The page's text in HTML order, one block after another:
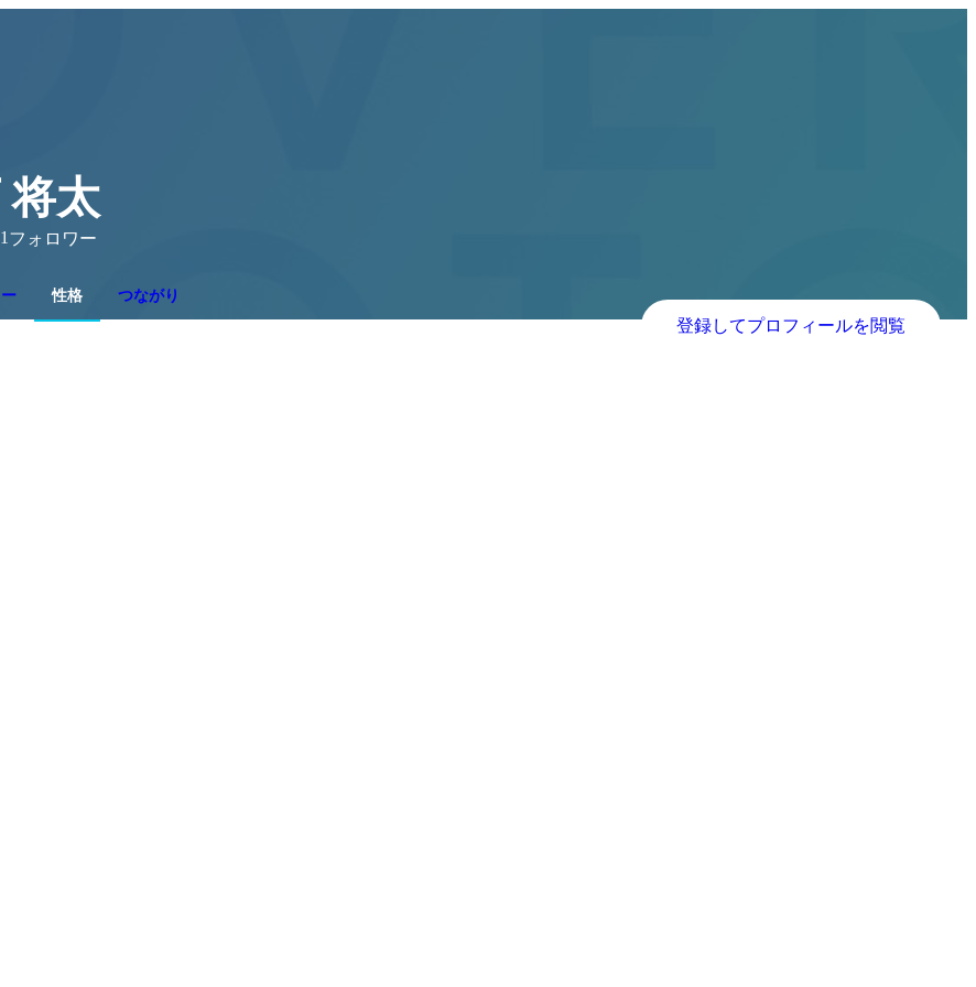
将太
1 フォロワー
性格 つながり
登録してプロフィールを閲覧